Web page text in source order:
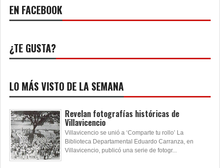
EN FACEBOOK
¿TE GUSTA?
LO MÁS VISTO DE LA SEMANA
Revelan fotografías históricas de
Villavicencio
Villavicencio se unió a ‘Comparte tu rollo’ La
Biblioteca Departamental Eduardo Carranza, en
Villavicencio, publicó una serie de fotogr...